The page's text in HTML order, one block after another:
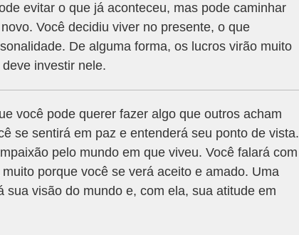
evitar o que já aconteceu, mas pode caminhar
Você decidiu viver no presente, o que
De alguma forma, os lucros virão muito
investir nele.
você pode querer fazer algo que outros acham
se sentirá em paz e entenderá seu ponto de vista.
pelo mundo em que viveu. Você falará com
porque você se verá aceito e amado. Uma
sua visão do mundo e, com ela, sua atitude em